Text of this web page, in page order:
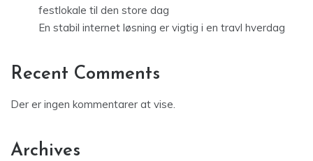
festlokale til den store dag
En stabil internet løsning er vigtig i en travl hverdag
Recent Comments
Der er ingen kommentarer at vise.
Archives